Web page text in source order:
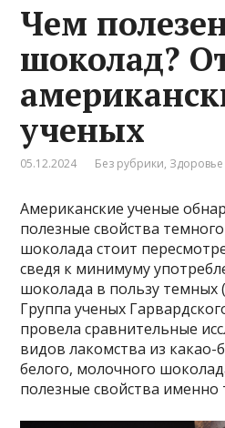
Чем
шоколад?
ученых
05.12.2024 Без рубрики, Здоровье
Американские ученые
полезные свойства
шоколада стоит
сведя к минимуму
шоколада в пользу темных
Группа ученых
провела сравнительные
видов лакомства из какао-
белого, молочного
полезные свойства именно